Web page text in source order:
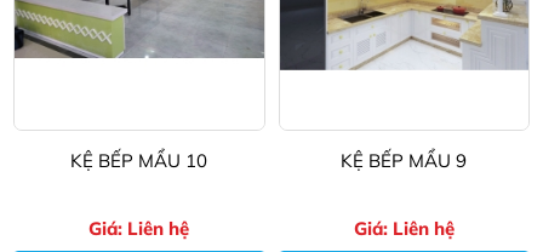
KỆ BẾP MẨU 10
Giá: Liên hệ
KỆ BẾP MẨU 9
Giá: Liên hệ